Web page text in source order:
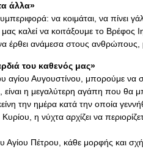
άλλα»
να κοιμάται, να πίνει
καλεί να κοιτάξουμε το
έρθει ανάμεσα στους ανθρώπους,
του καθενός μας»
αγίου Αυγουστίνου, μπορούμε
η μεγαλύτερη αγάπη που θα
την ημέρα κατά την οποία
η νύχτα αρχίζει να
Αγίου Πέτρου, κάθε μορφής και